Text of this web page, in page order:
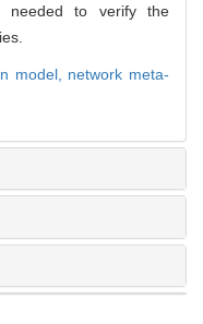
needed to verify the
model, network meta-